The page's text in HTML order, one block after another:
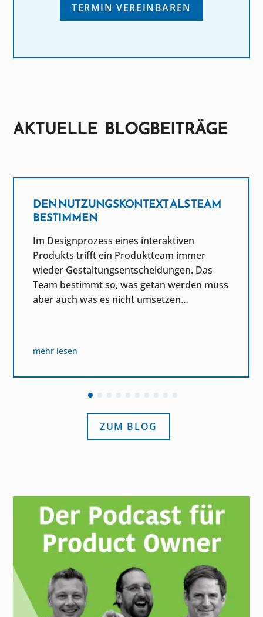
TERMIN VEREINBAREN
AKTUELLE BLOGBEITRÄGE
DEN NUTZUNGSKONTEXT ALS TEAM
BESTIMMEN
Im Designprozess eines interaktiven
Produkts trifft ein Produktteam immer
wieder Gestaltungsentscheidungen. Das
Team bestimmt so, was getan werden muss
aber auch was es nicht umsetzen…
mehr lesen
ZUM BLOG